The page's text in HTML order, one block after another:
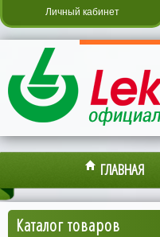
Личный кабинет
ГЛАВНАЯ
Каталог товаров